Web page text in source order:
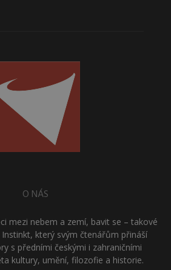
O NÁS
mezi nebem a zemí, bavit se – takové
který svým čtenářům přináší
s předními českými i zahraničními
kultury, umění, filozofie a historie.